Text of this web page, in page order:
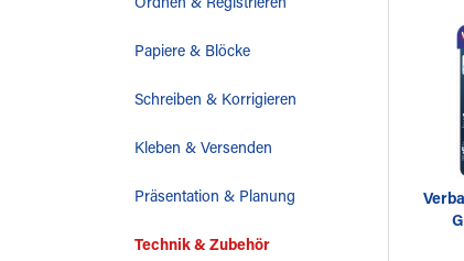
Ordnen & Registrieren
Papiere & Blöcke
Schreiben & Korrigieren
Kleben & Versenden
Präsentation & Planung
Technik & Zubehör